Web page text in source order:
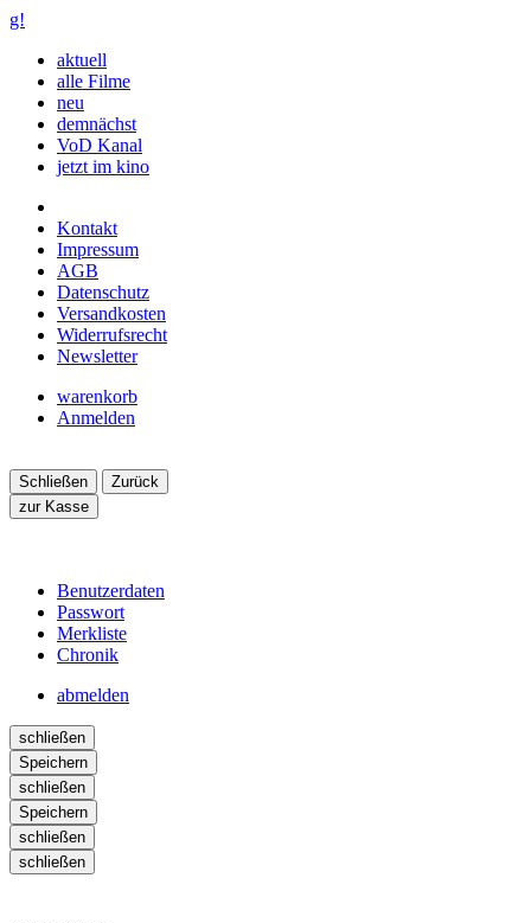
g!
aktuell
alle Filme
neu
demnächst
VoD Kanal
jetzt im kino
Kontakt
Impressum
AGB
Datenschutz
Versandkosten
Widerrufsrecht
Newsletter
warenkorb
Anmelden
Schließen
Zurück
zur Kasse
Benutzerdaten
Passwort
Merkliste
Chronik
abmelden
schließen
Speichern
schließen
Speichern
schließen
schließen